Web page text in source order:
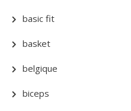
basic fit
basket
belgique
biceps